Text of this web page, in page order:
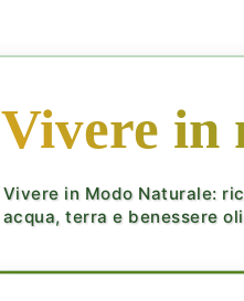
Vivere in
Vivere in Modo Naturale:
acqua, terra e benessere